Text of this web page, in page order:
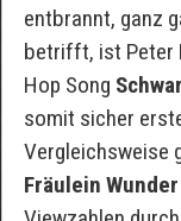
entbrannt, ganz
betrifft, ist Peter
Hop Song
somit sicher
Vergleichsweise
Fräulein Wunder